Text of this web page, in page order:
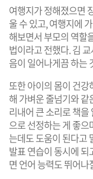
여행지가 정해졌으면
울 수 있고, 여행지에
해보면서 부모의 역할
법이라고 전했다. 김
음이 일어나게끔 하는
또한 아이의 몸이 건
해 가벼운 줄넘기와
리내어 큰 소리로 책을
으로 선정하는 게 좋으
는데도 도움이 된다고
발표 연습이 동시에
면 언어 능력도 뛰어나